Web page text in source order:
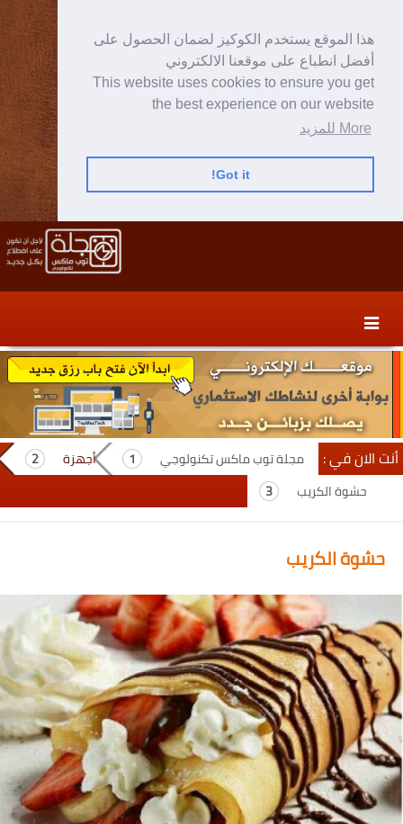
هذا الموقع يستخدم الكوكيز لضمان الحصول على
أفضل انطباع على موقعنا الالكتروني
This website uses cookies to ensure you get
the best experience on our website
More للمزيد
Got it!
content
secondary
content
أنت الان في : مجلة توب ماكس تكنولوجي
أجهزة
حشوة الكريب
حشوة الكريب